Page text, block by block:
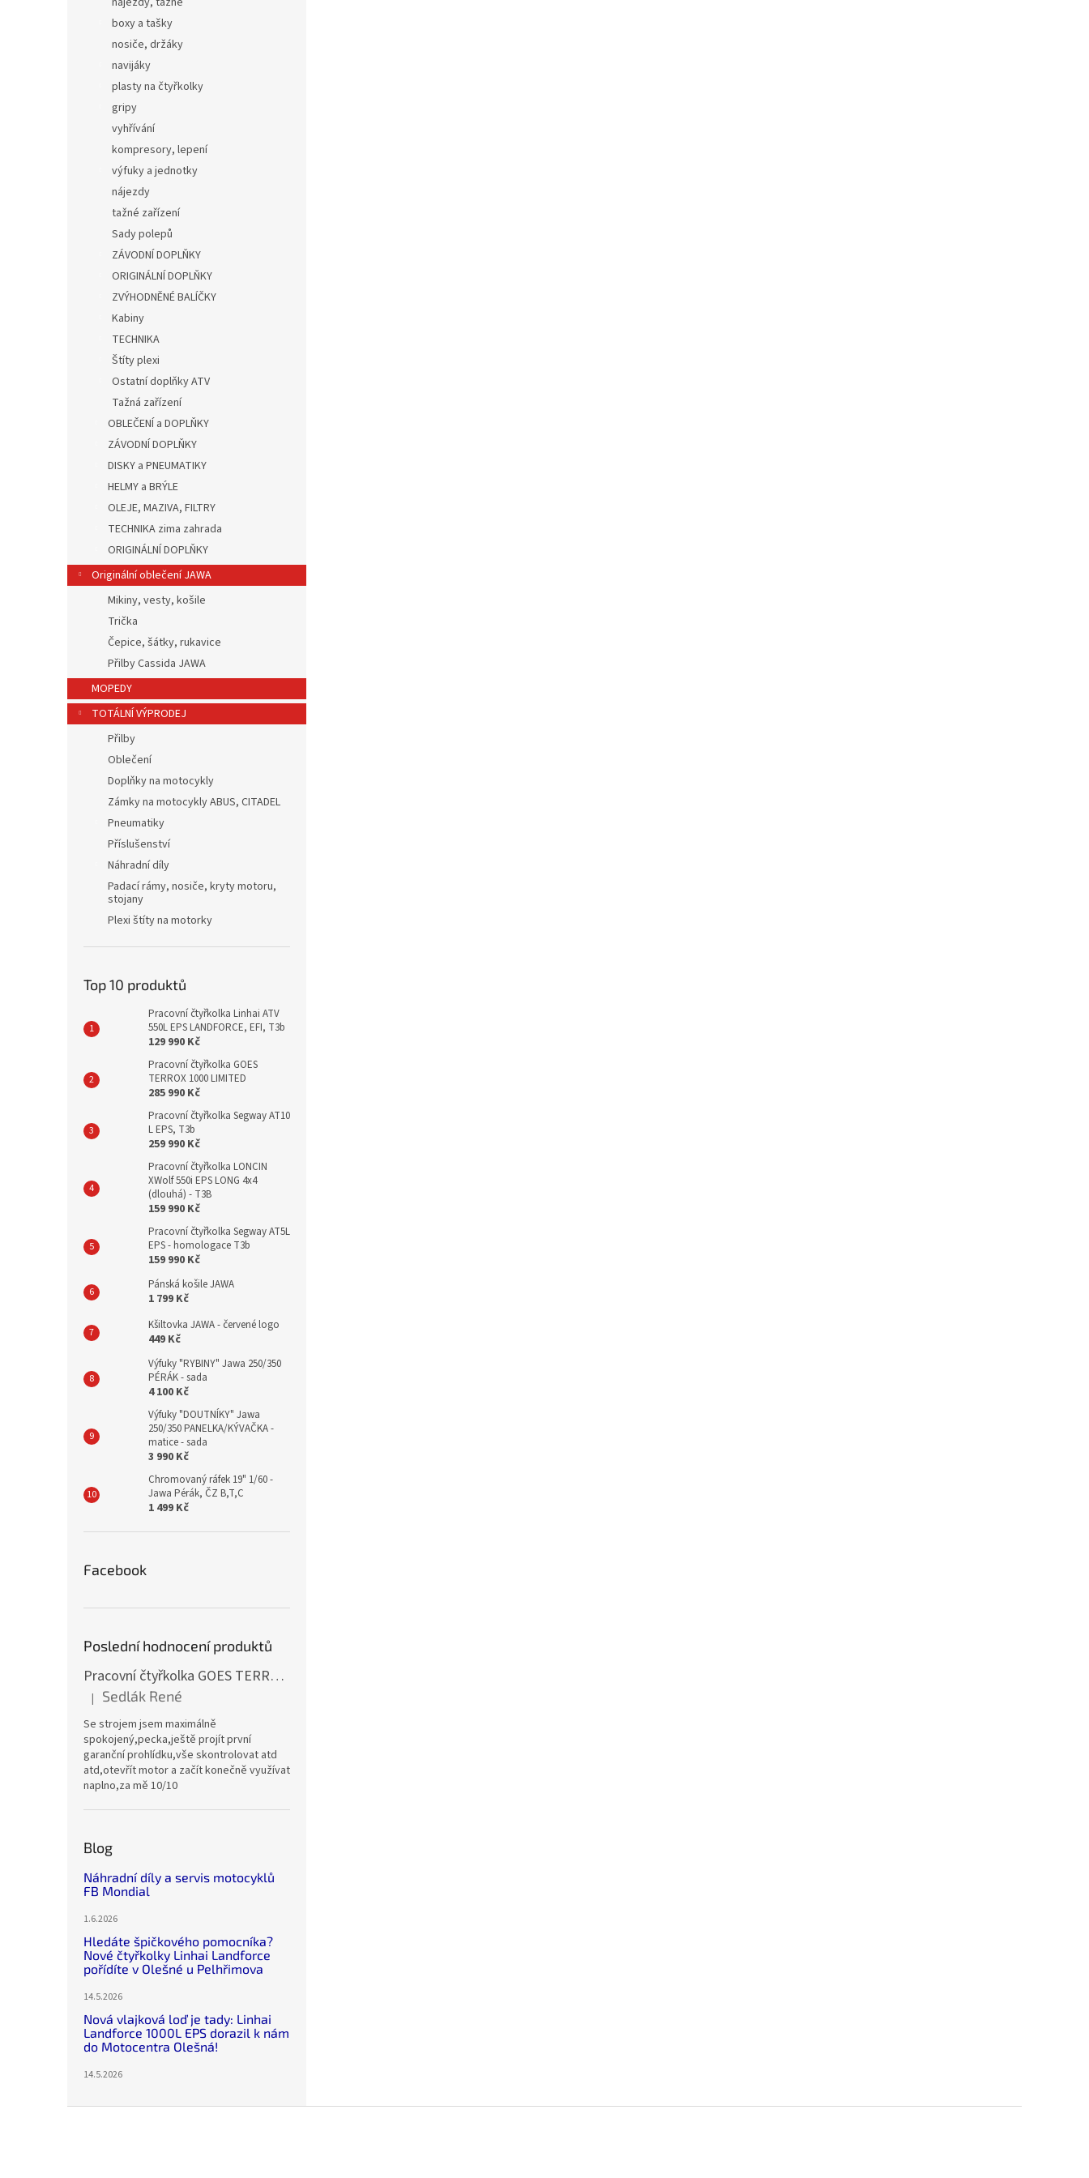
boxy a tašky
nosiče, držáky
navijáky
plasty na čtyřkolky
gripy
vyhřívání
kompresory, lepení
výfuky a jednotky
nájezdy
tažné zařízení
Sady polepů
ZÁVODNÍ DOPLŇKY
ORIGINÁLNÍ DOPLŇKY
ZVÝHODNĚNÉ BALÍČKY
Kabiny
TECHNIKA
Štíty plexi
Ostatní doplňky ATV
Tažná zařízení
OBLEČENÍ a DOPLŇKY
ZÁVODNÍ DOPLŇKY
DISKY a PNEUMATIKY
HELMY a BRÝLE
OLEJE, MAZIVA, FILTRY
TECHNIKA zima zahrada
ORIGINÁLNÍ DOPLŇKY
Originální oblečení JAWA
Mikiny, vesty, košile
Trička
Čepice, šátky, rukavice
Přilby Cassida JAWA
MOPEDY
TOTÁLNÍ VÝPRODEJ
Přilby
Oblečení
Doplňky na motocykly
Zámky na motocykly ABUS, CITADEL
Pneumatiky
Příslušenství
Náhradní díly
Padací rámy, nosiče, kryty motoru,
stojany
Plexi štíty na motorky
Top 10 produktů
Pracovní čtyřkolka Linhai ATV
550L EPS LANDFORCE, EFI, T3b
129 990 Kč
Pracovní čtyřkolka GOES
TERROX 1000 LIMITED
285 990 Kč
Pracovní čtyřkolka Segway AT10
L EPS, T3b
259 990 Kč
Pracovní čtyřkolka LONCIN
XWolf 550i EPS LONG 4x4
(dlouhá) - T3B
159 990 Kč
Pracovní čtyřkolka Segway AT5L
EPS - homologace T3b
159 990 Kč
Pánská košile JAWA
1 799 Kč
Kšiltovka JAWA - červené logo
449 Kč
Výfuky "RYBINY" Jawa 250/350
PÉRÁK - sada
4 100 Kč
Výfuky "DOUTNÍKY" Jawa
250/350 PANELKA/KÝVAČKA -
matice - sada
3 990 Kč
Chromovaný ráfek 19" 1/60 -
Jawa Pérák, ČZ B,T,C
1 499 Kč
Facebook
Poslední hodnocení produktů
Pracovní čtyřkolka GOES TERROX 400 T3B
Hodnocení produktu je 5 z 5 hvězdiček.
| Sedlák René
Se strojem jsem maximálně
spokojený,pecka,ještě projít první
garanční prohlídku,vše skontrolovat atd
atd,otevřít motor a začít konečně využívat
naplno,za mě 10/10
Blog
Náhradní díly a servis motocyklů
FB Mondial
1.6.2026
Hledáte špičkového pomocníka?
Nové čtyřkolky Linhai Landforce
pořídíte v Olešné u Pelhřimova
14.5.2026
Nová vlajková loď je tady: Linhai
Landforce 1000L EPS dorazil k nám
do Motocentra Olešná!
14.5.2026